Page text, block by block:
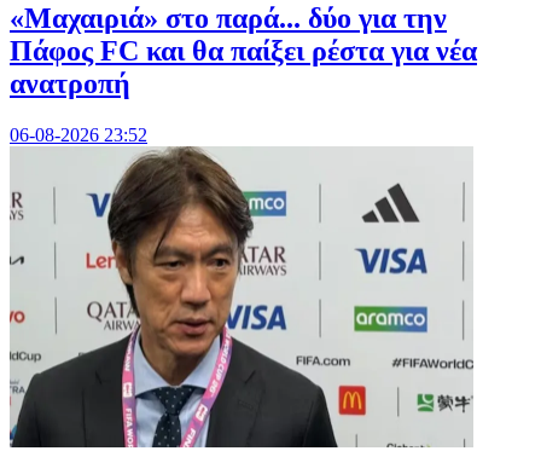
«Μαχαιριά» στο παρά... δύο για την
Πάφος FC και θα παίξει ρέστα για νέα
ανατροπή
06-08-2026 23:52